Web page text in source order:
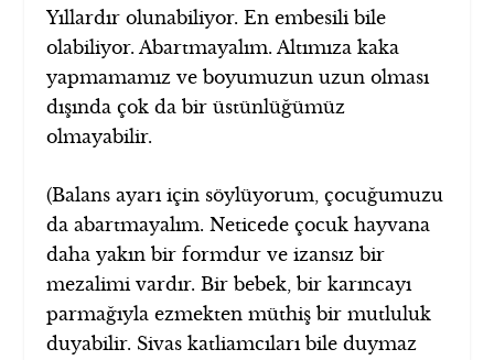
Yıllardır olunabiliyor. En embesili bile
olabiliyor. Abartmayalım. Altımıza kaka
yapmamamız ve boyumuzun uzun olması
dışında çok da bir üstünlüğümüz
olmayabilir.
(Balans ayarı için söylüyorum, çocuğumuzu
da abartmayalım. Neticede çocuk hayvana
daha yakın bir formdur ve izansız bir
mezalimi vardır. Bir bebek, bir karıncayı
parmağıyla ezmekten müthiş bir mutluluk
duyabilir. Sivas katliamcıları bile duymaz